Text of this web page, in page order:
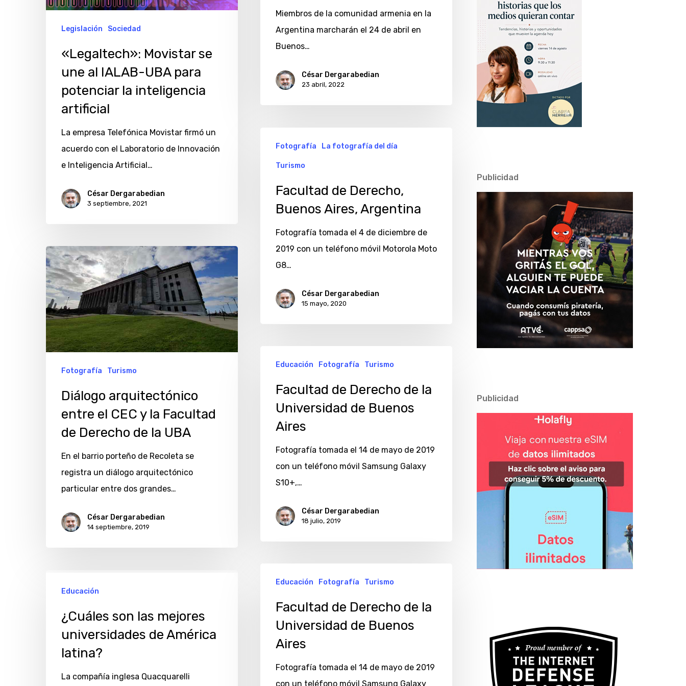
Miembros de la comunidad armenia en la
Argentina marcharán el 24 de abril en
Buenos…
César Dergarabedian
23 abril, 2022
artificial
Legislación Sociedad
«Legaltech»: Movistar se
une al IALAB-UBA para
potenciar la inteligencia
artificial
La empresa Telefónica Movistar firmó un
acuerdo con el Laboratorio de Innovación
e Inteligencia Artificial…
César Dergarabedian
3 septiembre, 2021
Derecho,
Buenos
Argentina
Fotografía La fotografía del día
Turismo
Facultad de Derecho,
Buenos Aires, Argentina
Fotografía tomada el 4 de diciembre de
2019 con un teléfono móvil Motorola Moto
G8…
César Dergarabedian
15 mayo, 2020
Diálogo
arquitectónico
entre
el
CEC
y
la
Facultad
Derecho
Fotografía Turismo
Diálogo arquitectónico
entre el CEC y la Facultad
de Derecho de la UBA
En el barrio porteño de Recoleta se
registra un diálogo arquitectónico
particular entre dos grandes…
César Dergarabedian
14 septiembre, 2019
Derecho
Buenos
Aires
Educación Fotografía Turismo
Facultad de Derecho de la
Universidad de Buenos
Aires
Fotografía tomada el 14 de mayo de 2019
con un teléfono móvil Samsung Galaxy
S10+,…
César Dergarabedian
18 julio, 2019
Derecho
Educación Fotografía Turismo
Facultad de Derecho de la
Universidad de Buenos
Aires
Fotografía tomada el 14 de mayo de 2019
con un teléfono móvil Samsung Galaxy
mejores
América
Educación
¿Cuáles son las mejores
universidades de América
latina?
La compañía inglesa Quacquarelli
Publicidad
Publicidad